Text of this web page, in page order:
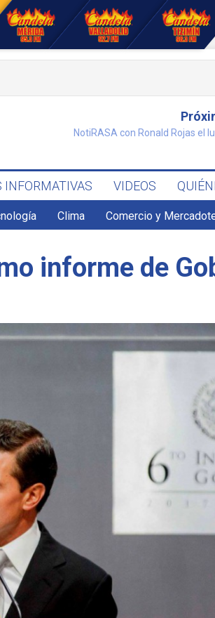
NotiRASA con Ronald Rojas el
INFORMATIVAS VIDEOS
Clima Comercio y
informe de